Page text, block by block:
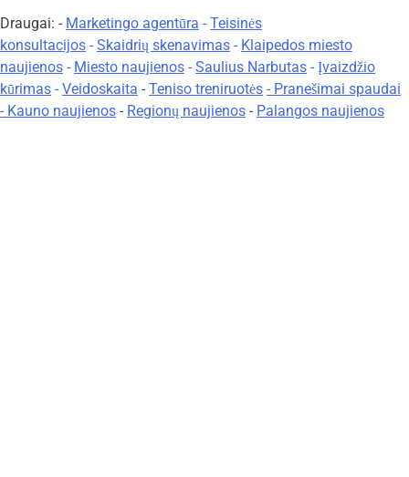
Draugai: - Marketingo agentūra - Teisinės
konsultacijos - Skaidrių skenavimas - Klaipedos miesto
naujienos - Miesto naujienos - Saulius Narbutas - Įvaizdžio
kūrimas - Veidoskaita - Teniso treniruotės - Pranešimai spaudai
- Kauno naujienos - Regionų naujienos - Palangos naujienos